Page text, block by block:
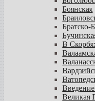
Боянская
Братско-
В
Великая